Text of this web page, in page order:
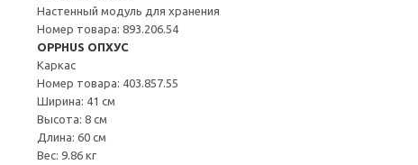
Настенный модуль для хранения
Номер товара: 893.206.54
OPPHUS ОПХУС
Каркас
Номер товара: 403.857.55
Ширина: 41 см
Высота: 8 см
Длина: 60 см
Вес: 9.86 кг